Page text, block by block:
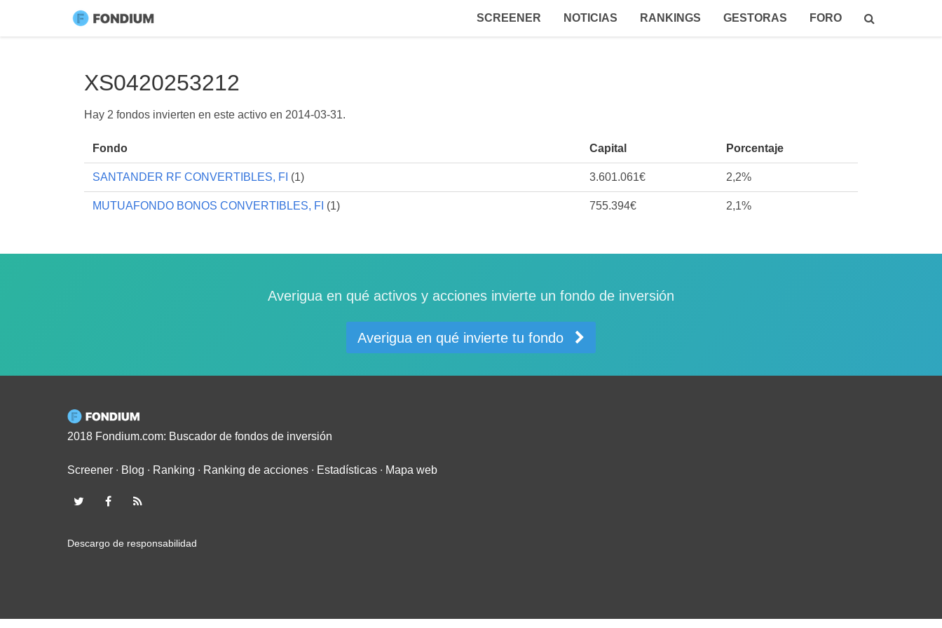
SCREENER NOTICIAS RANKINGS GESTORAS FORO
XS0420253212
Hay 2 fondos invierten en este activo en 2014-03-31.
Fondo Capital Porcentaje
SANTANDER RF CONVERTIBLES, FI (1) 3.601.061€ 2,2%
MUTUAFONDO BONOS CONVERTIBLES, FI (1) 755.394€ 2,1%
Averigua en qué activos y acciones invierte un fondo de inversión
Averigua en qué invierte tu fondo
2018 Fondium.com: Buscador de fondos de inversión
Screener ∙ Blog ∙ Ranking ∙ Ranking de acciones ∙ Estadísticas ∙ Mapa web
Descargo de responsabilidad